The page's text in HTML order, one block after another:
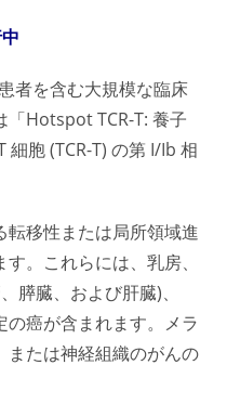
者を含む大規模な臨床
「Hotspot TCR-T: 養子
細胞 (TCR-T) の第 I/Ib 相
移性または局所領域進
。これらには、乳房、
膵臓、および肝臓)、
癌が含まれます。メラ
または神経組織のがんの